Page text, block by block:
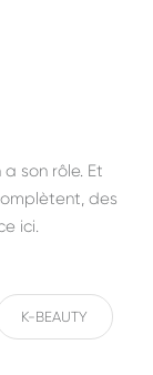
son rôle. Et
des
ici.
K-BEAUTY